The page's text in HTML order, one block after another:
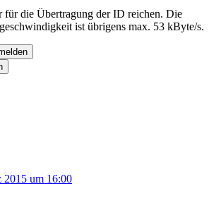
die Übertragung der ID reichen. Die
ist übrigens max. 53 kByte/s.
2015 um 16:00